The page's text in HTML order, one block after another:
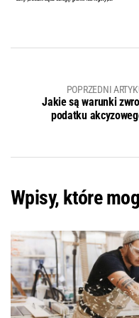
POPRZEDNI
Jakie są warunki
podatku
Wpisy, które